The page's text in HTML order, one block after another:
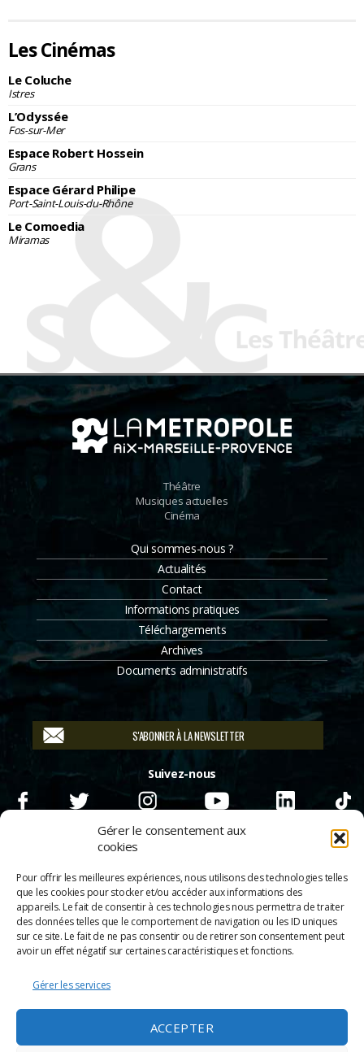
Gérer le consentement aux
cookies
Pour offrir les meilleures expériences, nous utilisons des technologies telles
que les cookies pour stocker et/ou accéder aux informations des
appareils. Le fait de consentir à ces technologies nous permettra de traiter
des données telles que le comportement de navigation ou les ID uniques
sur ce site. Le fait de ne pas consentir ou de retirer son consentement peut
avoir un effet négatif sur certaines caractéristiques et fonctions.
Gérer les services
ACCEPTER
Les Cinémas
Le Coluche
Istres
L’Odyssée
Fos-sur-Mer
Espace Robert Hossein
Grans
Espace Gérard Philipe
Port-Saint-Louis-du-Rhône
Le Comoedia
Miramas
Théâtre
Musiques actuelles
Cinéma
Qui sommes-nous ?
Actualités
Contact
Informations pratiques
Téléchargements
Archives
Documents administratifs
S'ABONNER À LA NEWSLETTER
Suivez-nous
© 2026Scènes & Cinés